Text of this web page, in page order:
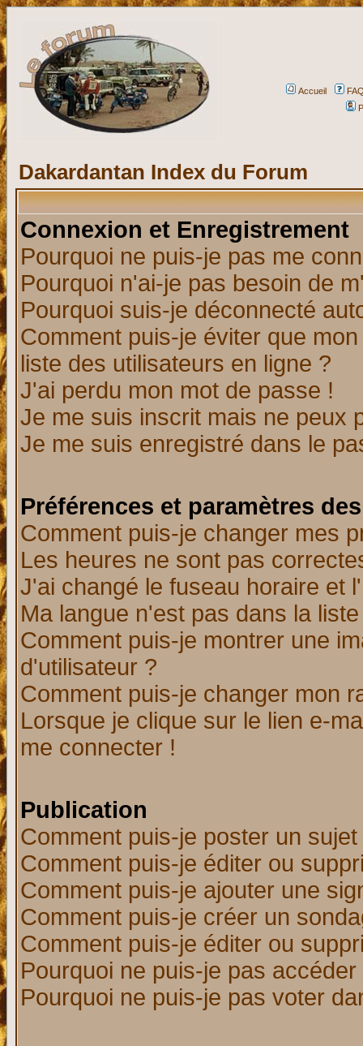
Accueil
Dakardantan Index du Forum
Connexion et Enregistrement
Pourquoi ne puis-je pas me
Pourquoi n'ai-je pas besoin de
Pourquoi suis-je déconnecté
Comment puis-je éviter que
liste des utilisateurs en ligne ?
J'ai perdu mon mot de passe !
Je me suis inscrit mais ne peux
Je me suis enregistré dans le
Préférences et paramètres
Comment puis-je changer mes
Les heures ne sont pas
J'ai changé le fuseau horaire et
Ma langue n'est pas dans la
Comment puis-je montrer une
d'utilisateur ?
Comment puis-je changer mon
Lorsque je clique sur le lien e-
me connecter !
Publication
Comment puis-je poster un
Comment puis-je éditer ou
Comment puis-je ajouter une
Comment puis-je créer un
Comment puis-je éditer ou
Pourquoi ne puis-je pas
Pourquoi ne puis-je pas voter